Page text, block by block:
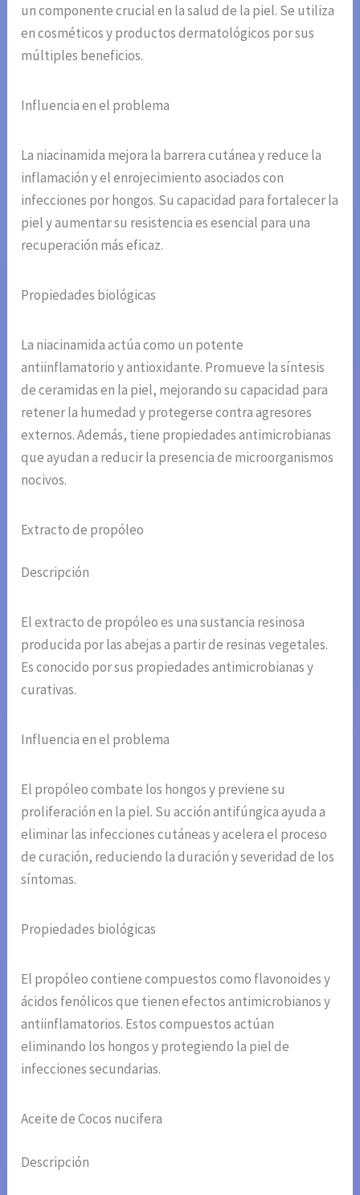
un componente crucial en la salud de la piel. Se utiliza
en cosméticos y productos dermatológicos por sus
múltiples beneficios.
Influencia en el problema
La niacinamida mejora la barrera cutánea y reduce la
inflamación y el enrojecimiento asociados con
infecciones por hongos. Su capacidad para fortalecer la
piel y aumentar su resistencia es esencial para una
recuperación más eficaz.
Propiedades biológicas
La niacinamida actúa como un potente
antiinflamatorio y antioxidante. Promueve la síntesis
de ceramidas en la piel, mejorando su capacidad para
retener la humedad y protegerse contra agresores
externos. Además, tiene propiedades antimicrobianas
que ayudan a reducir la presencia de microorganismos
nocivos.
Extracto de propóleo
Descripción
El extracto de propóleo es una sustancia resinosa
producida por las abejas a partir de resinas vegetales.
Es conocido por sus propiedades antimicrobianas y
curativas.
Influencia en el problema
El propóleo combate los hongos y previene su
proliferación en la piel. Su acción antifúngica ayuda a
eliminar las infecciones cutáneas y acelera el proceso
de curación, reduciendo la duración y severidad de los
síntomas.
Propiedades biológicas
El propóleo contiene compuestos como flavonoides y
ácidos fenólicos que tienen efectos antimicrobianos y
antiinflamatorios. Estos compuestos actúan
eliminando los hongos y protegiendo la piel de
infecciones secundarias.
Aceite de Cocos nucifera
Descripción